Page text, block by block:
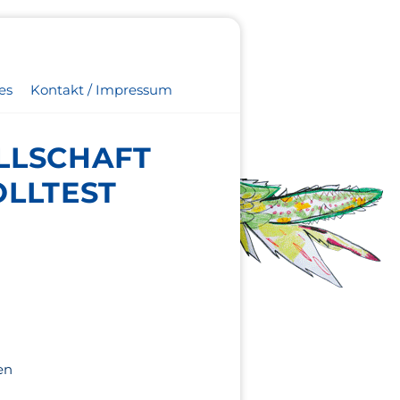
Kontakt / Impressum